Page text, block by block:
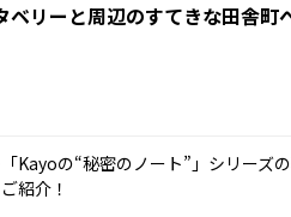
ベリーと周辺のすてきな田舎町
Kayoの“秘密のノート”」シリーズ
紹介！